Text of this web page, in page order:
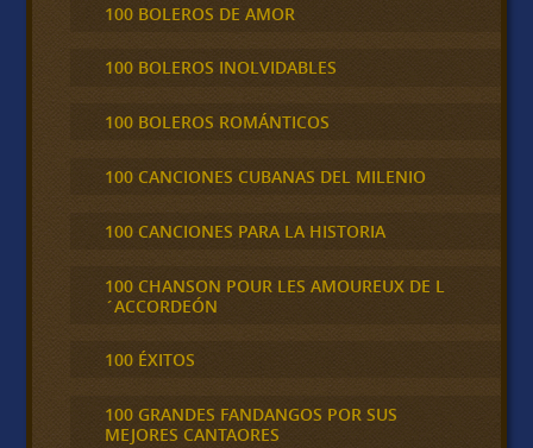
100 BOLEROS DE AMOR
100 BOLEROS INOLVIDABLES
100 BOLEROS ROMÁNTICOS
100 CANCIONES CUBANAS DEL MILENIO
100 CANCIONES PARA LA HISTORIA
100 CHANSON POUR LES AMOUREUX DE L
´ACCORDEÓN
100 ÉXITOS
100 GRANDES FANDANGOS POR SUS
MEJORES CANTAORES